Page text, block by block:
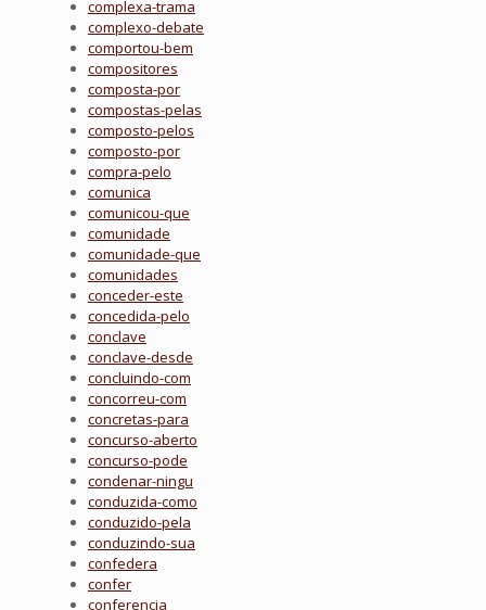
complexa-trama
complexo-debate
comportou-bem
compositores
composta-por
compostas-pelas
composto-pelos
composto-por
compra-pelo
comunica
comunicou-que
comunidade
comunidade-que
comunidades
conceder-este
concedida-pelo
conclave
conclave-desde
concluindo-com
concorreu-com
concretas-para
concurso-aberto
concurso-pode
condenar-ningu
conduzida-como
conduzido-pela
conduzindo-sua
confedera
confer
conferencia